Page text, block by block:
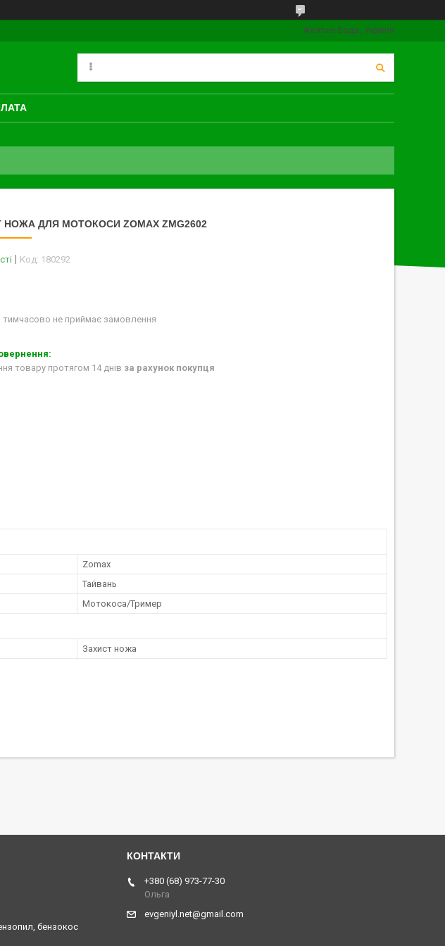
Желтые Воды, Україна
НОЖА ДЛЯ МОТОКОСИ ZOMAX ZMG2602
Код: 180292
тимчасово не приймає замовлення
товару протягом 14 днів за рахунок покупця
Zomax
Тайвань
Мотокоса/Тример
Захист ножа
бензокос
+380 (68) 973-77-30
Ольга
evgeniyl.net@gmail.com